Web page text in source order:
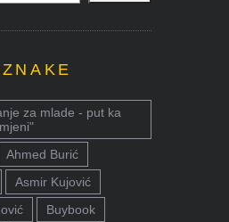
za mlade - put ka
Ahmed Burić
Asmir Kujović
Buybook